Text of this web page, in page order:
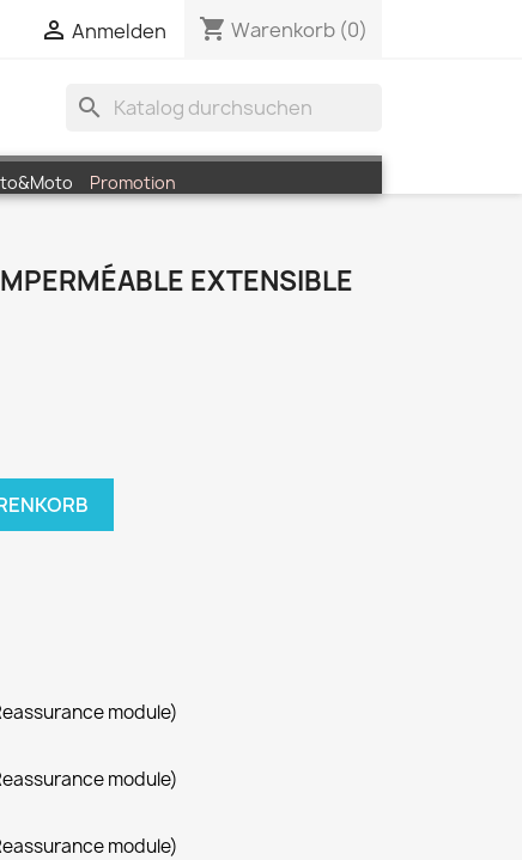
 Anmelden shopping_cart Warenkorb (0)
search
Promotion
EXTENSIBLE
module)
module)
module)